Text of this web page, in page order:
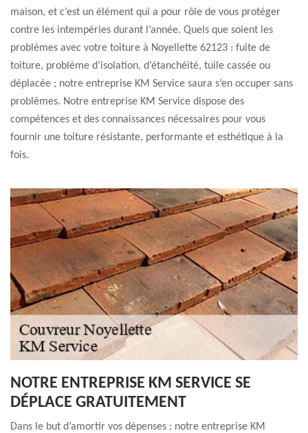
maison, et c’est un élément qui a pour rôle de vous protéger
contre les intempéries durant l’année. Quels que soient les
problèmes avec votre toiture à Noyellette 62123 : fuite de
toiture, problème d’isolation, d’étanchéité, tuile cassée ou
déplacée ; notre entreprise KM Service saura s’en occuper sans
problèmes. Notre entreprise KM Service dispose des
compétences et des connaissances nécessaires pour vous
fournir une toiture résistante, performante et esthétique à la
fois.
NOTRE ENTREPRISE KM SERVICE SE
DÉPLACE GRATUITEMENT
Dans le but d’amortir vos dépenses ; notre entreprise KM